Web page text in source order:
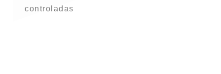
controladas